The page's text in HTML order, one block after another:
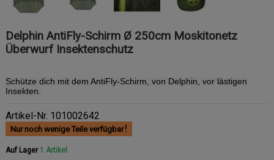
Delphin AntiFly-Schirm Ø 250cm Moskitonetz
Überwurf Insektenschutz
Schütze dich mit dem AntiFly-Schirm, von Delphin, vor lästigen
Insekten.
Artikel-Nr. 101002642
Nur noch wenige Teile verfügbar
Auf Lager 1 Artikel